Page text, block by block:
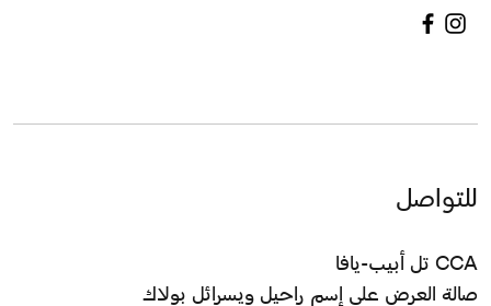
للتواصل
CCA تل أبيب-يافا
صالة العرض على إسم راحيل ويسرائل بولاك